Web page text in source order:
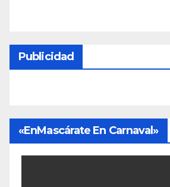
Publicidad
«EnMascárate En Carnaval»